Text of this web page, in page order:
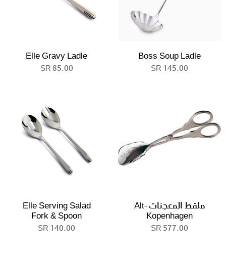
Boss Soup Ladle
145.00 SR
Elle Gravy Ladle
85.00 SR
ملقط المعجنات Alt-
Kopenhagen
577.00 SR
Elle Serving Salad
Fork & Spoon
140.00 SR